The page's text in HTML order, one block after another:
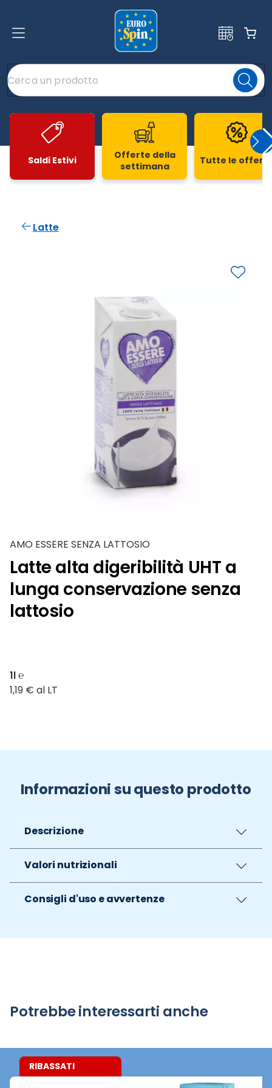
Saldi Estivi
Offerte della
settimana
Tutte le
Latte
AMO ESSERE SENZA LATTOSIO
Latte alta digeribilità UHT a
lunga conservazione senza
lattosio
1l ℮
1,19 € al LT
Informazioni su questo prodotto
Descrizione
Valori nutrizionali
Consigli d'uso e avvertenze
Potrebbe interessarti anche
RIBASSATI